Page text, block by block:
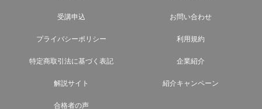
受講申込 お問い合わせ
プライバシーポリシー 利用規約
特定商取引法に基づく表記 企業紹介
解説サイト 紹介キャンペーン
合格者の声